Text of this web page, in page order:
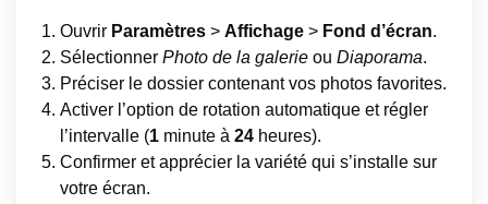
Ouvrir Paramètres > Affichage > Fond d’écran.
Sélectionner Photo de la galerie ou Diaporama.
Préciser le dossier contenant vos photos favorites.
Activer l’option de rotation automatique et régler
l’intervalle (1 minute à 24 heures).
Confirmer et apprécier la variété qui s’installe sur
votre écran.